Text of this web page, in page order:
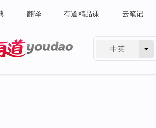
翻译 有道精品课 云笔记
中英